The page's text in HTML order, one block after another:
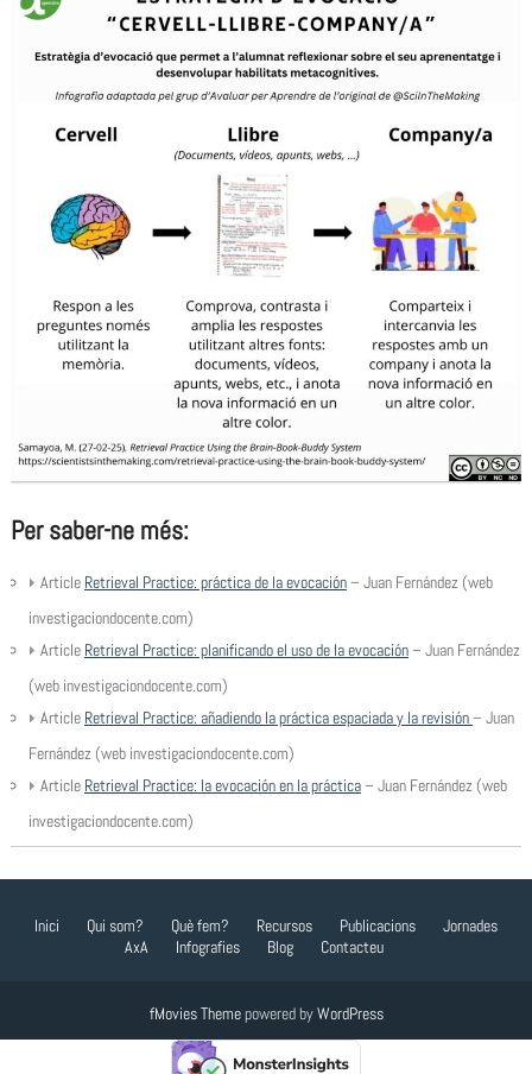
Per saber-ne més:
Article Retrieval Practice: práctica de la evocación– Juan Fernández (web
investigaciondocente.com)
Article Retrieval Practice: planificando el uso de la evocación– Juan Fernández
(web investigaciondocente.com)
Article Retrieval Practice: añadiendo la práctica espaciada y la revisión– Juan
Fernández (web investigaciondocente.com)
Article Retrieval Practice: la evocación en la práctica– Juan Fernández (web
investigaciondocente.com)
Inici Qui som? Què fem? Recursos Publicacions
Jornades
AxA
Infografies Blog Contacteu
fMovies Themepowered byWordPress